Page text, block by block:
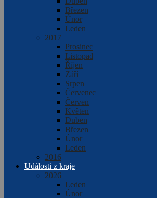
Březen
Únor
Leden
2017
Prosinec
Listopad
Říjen
Září
Srpen
Červenec
Červen
Květen
Duben
Březen
Únor
Leden
2016
Události z kraje
2026
Leden
Únor